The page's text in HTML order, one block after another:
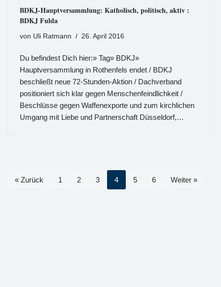
BDKJ-Hauptversammlung: Katholisch, politisch, aktiv :
BDKJ Fulda
von Uli Ratmann 26. April 2016
Du befindest Dich hier:» Tag» BDKJ»
Hauptversammlung in Rothenfels endet / BDKJ
beschließt neue 72-Stunden-Aktion / Dachverband
positioniert sich klar gegen Menschenfeindlichkeit /
Beschlüsse gegen Waffenexporte und zum kirchlichen
Umgang mit Liebe und Partnerschaft Düsseldorf,…
« Zurück 1 2 3 4 5 6 Weiter »